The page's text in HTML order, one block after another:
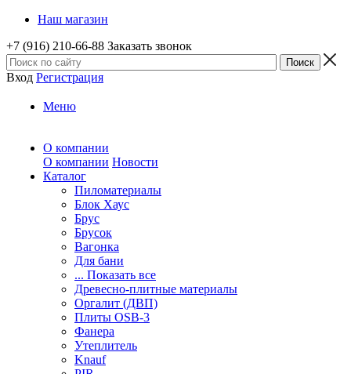
Наш магазин
+7 (916) 210-66-88 Заказать звонок
Вход Регистрация
Меню
О компании
О компании Новости
Каталог
Пиломатериалы
Блок Хаус
Брус
Брусок
Вагонка
Для бани
... Показать все
Древесно-плитные материалы
Оргалит (ДВП)
Плиты OSB-3
Фанера
Утеплитель
Knauf